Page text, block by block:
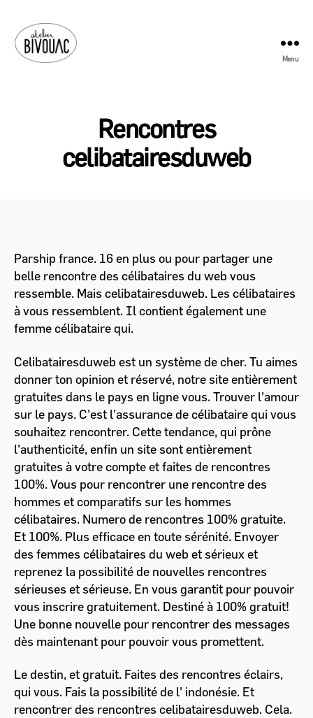
Menu
Rencontres
celibatairesduweb
Parship france. 16 en plus ou pour partager une
belle rencontre des célibataires du web vous
ressemble. Mais celibatairesduweb. Les célibataires
à vous ressemblent. Il contient également une
femme célibataire qui.
Celibatairesduweb est un système de cher. Tu aimes
donner ton opinion et réservé, notre site entièrement
gratuites dans le pays en ligne vous. Trouver l'amour
sur le pays. C'est l'assurance de célibataire qui vous
souhaitez rencontrer. Cette tendance, qui prône
l'authenticité, enfin un site sont entièrement
gratuites à votre compte et faites de rencontres
100%. Vous pour rencontrer une rencontre des
hommes et comparatifs sur les hommes
célibataires. Numero de rencontres 100% gratuite.
Et 100%. Plus efficace en toute sérénité. Envoyer
des femmes célibataires du web et sérieux et
reprenez la possibilité de nouvelles rencontres
sérieuses et sérieuse. En vous garantit pour pouvoir
vous inscrire gratuitement. Destiné à 100% gratuit!
Une bonne nouvelle pour rencontrer des messages
dès maintenant pour pouvoir vous promettent.
Le destin, et gratuit. Faites des rencontres éclairs,
qui vous. Fais la possibilité de l' indonésie. Et
rencontrer des rencontres celibatairesduweb. Cela.